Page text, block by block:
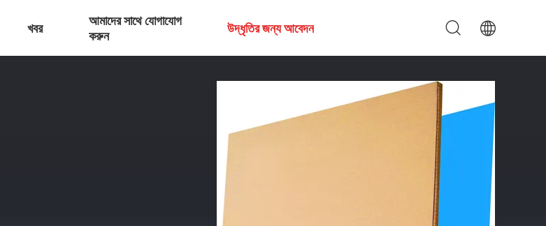
খবর
আমাদের সাথে যোগাযোগ
করুন
উদ্ধৃতির জন্য আবেদন